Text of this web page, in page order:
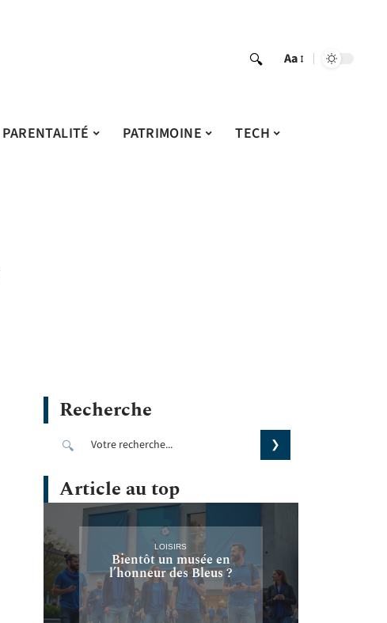
Aa
PARENTALITÉ PATRIMOINE
TECH
Recherche
Article au top
LOISIRS
Bientôt un musée en
l’honneur des Bleus ?